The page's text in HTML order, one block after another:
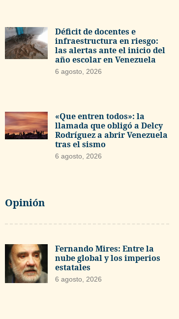
Déficit de docentes e
infraestructura en riesgo:
las alertas ante el inicio del
año escolar en Venezuela
6 agosto, 2026
«Que entren todos»: la
llamada que obligó a Delcy
Rodríguez a abrir Venezuela
tras el sismo
6 agosto, 2026
Opinión
Fernando Mires: Entre la
nube global y los imperios
estatales
6 agosto, 2026